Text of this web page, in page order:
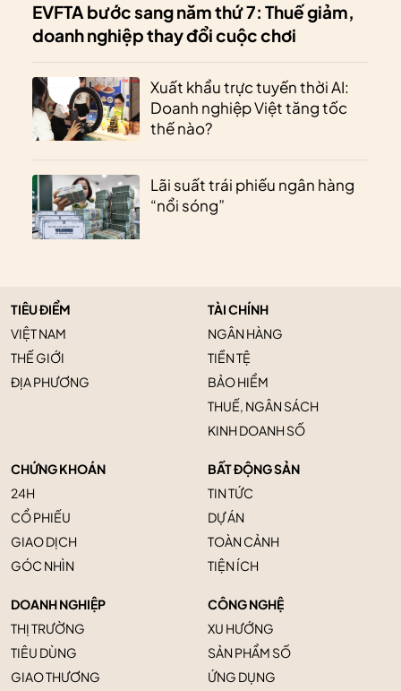
EVFTA bước sang năm thứ 7: Thuế giảm,
doanh nghiệp thay đổi cuộc chơi
Xuất khẩu trực tuyến thời AI:
Doanh nghiệp Việt tăng tốc
thế nào?
Lãi suất trái phiếu ngân hàng
“nổi sóng”
TIÊU ĐIỂM
VIỆT NAM
THẾ GIỚI
ĐỊA PHƯƠNG
TÀI CHÍNH
NGÂN HÀNG
TIỀN TỆ
BẢO HIỂM
THUẾ, NGÂN SÁCH
KINH DOANH SỐ
CHỨNG KHOÁN
24H
CỔ PHIẾU
GIAO DỊCH
GÓC NHÌN
BẤT ĐỘNG SẢN
TIN TỨC
DỰ ÁN
TOÀN CẢNH
TIỆN ÍCH
DOANH NGHIỆP
THỊ TRƯỜNG
TIÊU DÙNG
GIAO THƯƠNG
CÔNG NGHỆ
XU HƯỚNG
SẢN PHẨM SỐ
ỨNG DỤNG